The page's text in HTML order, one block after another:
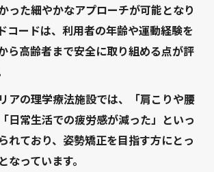
った細やかなアプローチが可能となり
コードは、利用者の年齢や運動経験を
ら高齢者まで安全に取り組める点が評
アの理学療法施設では、「肩こりや腰
日常生活での疲労感が減った」といっ
れており、姿勢矯正を目指す方にとっ
なっています。